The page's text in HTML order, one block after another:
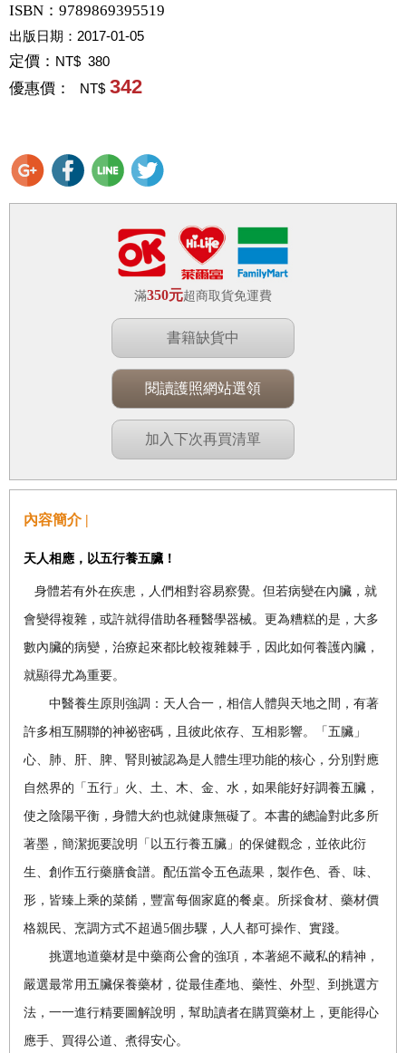
ISBN：9789869395519
出版日期： 2017-01-05
定價： NT$ 380
優惠價： NT$ 342
滿350元超商取貨免運費
書籍缺貨中
閱讀護照網站選領
加入下次再買清單
內容簡介 |
天人相應，以五行養五臟！
身體若有外在疾患，人們相對容易察覺。但若病變在內臟，就
會變得複雜，或許就得借助各種醫學器械。更為糟糕的是，大多
數內臟的病變，治療起來都比較複雜棘手，因此如何養護內臟，
就顯得尤為重要。
中醫養生原則強調：天人合一，相信人體與天地之間，有著
許多相互關聯的神祕密碼，且彼此依存、互相影響。「五臟」
心、肺、肝、脾、腎則被認為是人體生理功能的核心，分別對應
自然界的「五行」火、土、木、金、水，如果能好好調養五臟，
使之陰陽平衡，身體大約也就健康無礙了。本書的總論對此多所
著墨，簡潔扼要說明「以五行養五臟」的保健觀念，並依此衍
生、創作五行藥膳食譜。配伍當令五色蔬果，製作色、香、味、
形，皆臻上乘的菜餚，豐富每個家庭的餐桌。所採食材、藥材價
格親民、烹調方式不超過5個步驟，人人都可操作、實踐。
挑選地道藥材是中藥商公會的強項，本著絕不藏私的精神，
嚴選最常用五臟保養藥材，從最佳產地、藥性、外型、到挑選方
法，一一進行精要圖解說明，幫助讀者在購買藥材上，更能得心
應手、買得公道、煮得安心。